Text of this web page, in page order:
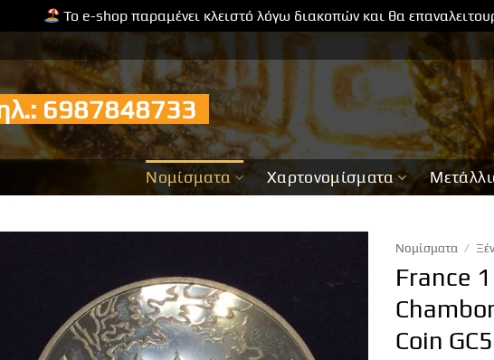
Το e-shop παραμένει κλειστό λόγω διακοπών και θα
6987848733
Νομίσματα Χαρτονομίσματα
Νομίσματα /
France
Coin